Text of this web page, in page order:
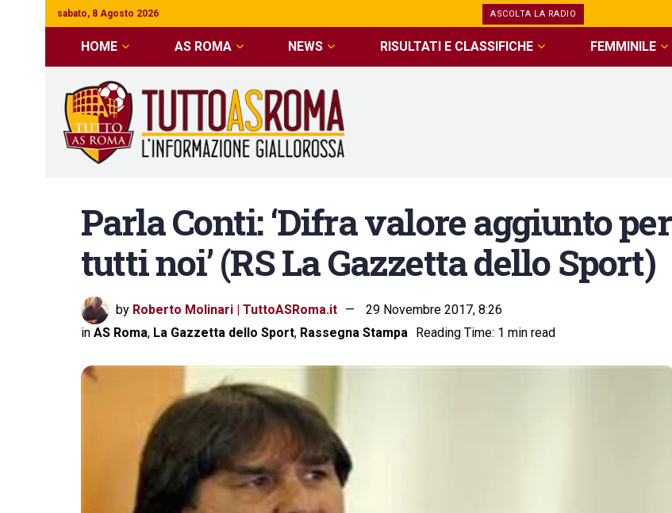
sabato, 8 Agosto 2026 ASCOLTA LA RADIO
HOME AS ROMA NEWS RISULTATI E CLASSIFICHE FEMMINILE
Parla Conti: ‘Difra valore aggiunto per
tutti noi’ (RS La Gazzetta dello Sport)
by Roberto Molinari | TuttoASRoma.it
29 Novembre 2017, 8:26
in AS Roma, La Gazzetta dello Sport, Rassegna Stampa Reading Time: 1 min read